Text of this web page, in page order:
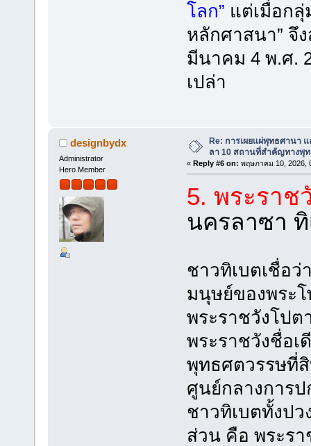
โลก” แต่เมื่อก
หลักศาสนา” จึ
มีนาคม 4 พ.ศ.
เปล่า
designbydx
Administrator
Hero Member
Re: การเผยแผ่พุทธศานา
ลา 10 สถานที่สำคัญทางพุท
« Reply #6 on: พฤษภาคม 10, 2026,
5. พระราช
นครลาซา ทิ
ชาวทิเบตเชื่อ
มนุษย์ของพระ
พระราชวังโป
พระราชวังชื่อ
พุทธศตวรรษที่สิ
ศูนย์กลางการ
ชาวทิเบตทั้งปว
ส่วน คือ พระร